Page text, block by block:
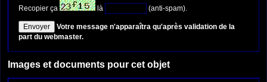
Recopier ça là (anti-spam).
Votre message n'apparaîtra qu'après validation de la
part du webmaster.
Images et documents pour cet objet